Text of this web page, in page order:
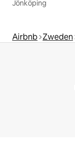
Jönköping
Airbnb Zweden